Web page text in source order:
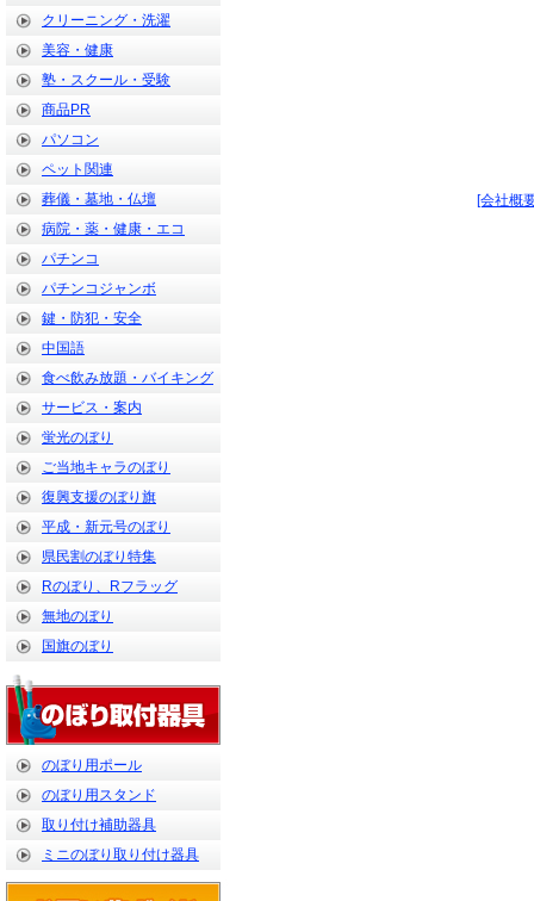
クリーニング・洗濯
美容・健康
塾・スクール・受験
商品PR
パソコン
ペット関連
葬儀・墓地・仏壇
病院・薬・健康・エコ
パチンコ
パチンコジャンボ
鍵・防犯・安全
中国語
食べ飲み放題・バイキング
サービス・案内
蛍光のぼり
ご当地キャラのぼり
復興支援のぼり旗
平成・新元号のぼり
県民割のぼり特集
Rのぼり、Rフラッグ
無地のぼり
国旗のぼり
のぼり用ポール
のぼり用スタンド
取り付け補助器具
ミニのぼり取り付け器具
[会社概